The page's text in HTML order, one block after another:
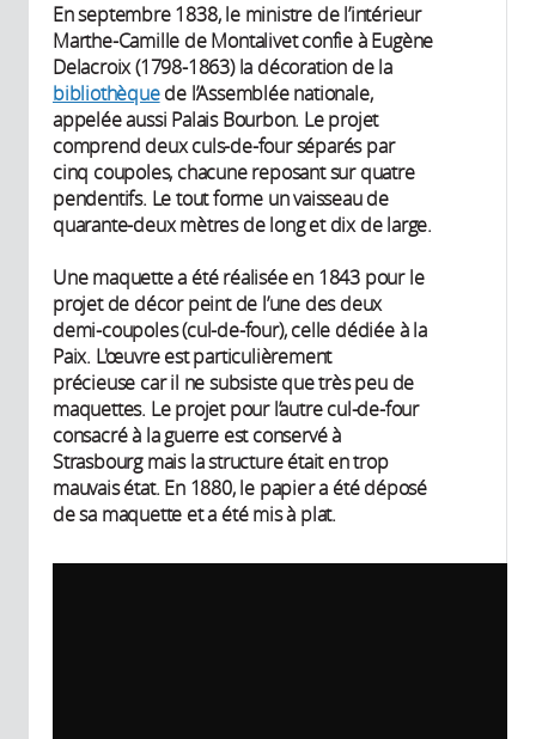
En septembre 1838, le ministre de l’intérieur
Marthe-Camille de Montalivet confie à Eugène
Delacroix (1798-1863) la décoration de la
bibliothèquede l’Assemblée nationale,
appelée aussi Palais Bourbon. Le projet
comprend deux culs-de-four séparés par
cinq coupoles, chacune reposant sur quatre
pendentifs. Le tout forme un vaisseau de
quarante-deux mètres de long et dix de large.
Une maquette a été réalisée en 1843 pour le
projet de décor peint de l’une des deux
demi-coupoles (cul-de-four), celle dédiée à la
Paix. L'œuvre est particulièrement
précieuse car il ne subsiste que très peu de
maquettes. Le projet pour l’autre cul-de-four
consacré à la guerre est conservé à
Strasbourg mais la structure était en trop
mauvais état. En 1880, le papier a été déposé
de sa maquette et a été mis à plat.